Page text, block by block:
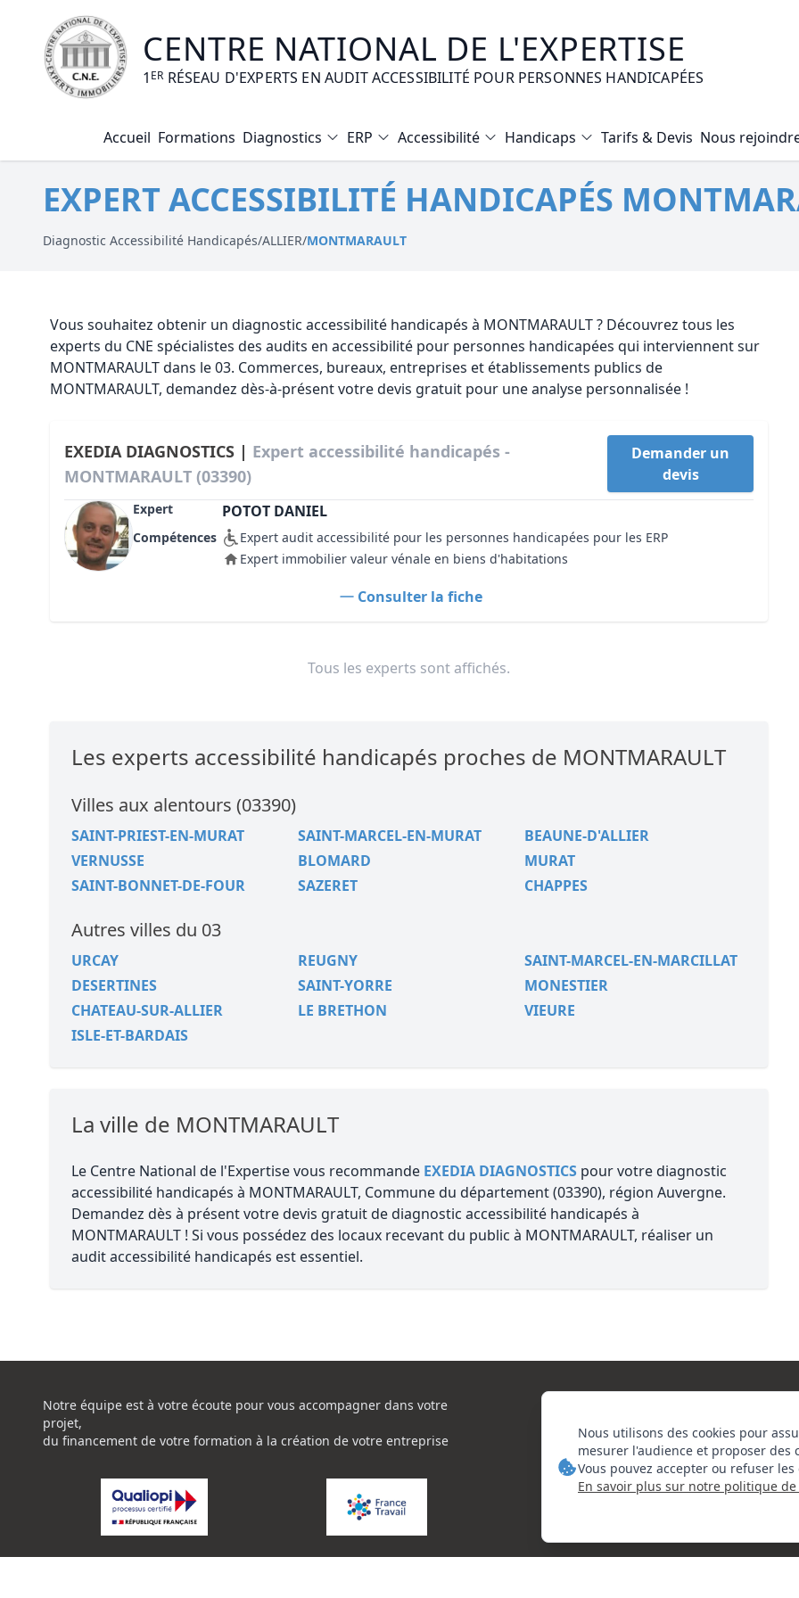
CENTRE NATIONAL DE L'EXPERTISE
1 ER RÉSEAU D'EXPERTS EN AUDIT ACCESSIBILITÉ POUR PERSONNES HANDICAPÉES
Accueil Formations Diagnostics
Diagnostic Electrique
Diagnostic Gaz
Diagnostic Plomb
Certificat d’Habitabilité
ERP Accessibilité Handicaps Tarifs & Devis Nous
EXPERT ACCESSIBILITÉ HANDICAPÉS
Diagnostic Accessibilité Handicapés/ALLIER/MONTMARAULT
Vous souhaitez obtenir un diagnostic accessibilité handicapés à MONTMARAULT ? Découvrez tous les
experts du CNE spécialistes des audits en accessibilité pour personnes handicapées qui interviennent sur
MONTMARAULT dans le 03. Commerces, bureaux, entreprises et établissements publics de
MONTMARAULT, demandez dès-à-présent votre devis gratuit pour une analyse personnalisée !
EXEDIA DIAGNOSTICS | Expert accessibilité handicapés -
MONTMARAULT (03390)
Demander un
devis
Expert POTOT DANIEL
Compétences
Expert audit accessibilité pour les personnes handicapées pour les ERP
Expert immobilier valeur vénale en biens d'habitations
Consulter la fiche
Tous les experts sont affichés.
Les experts accessibilité handicapés proches de MONTMARAULT
Villes aux alentours (03390)
SAINT-PRIEST-EN-MURAT SAINT-MARCEL-EN-MURAT
BEAUNE-D'ALLIER
VERNUSSE
BLOMARD
MURAT
SAINT-BONNET-DE-FOUR
SAZERET CHAPPES
Autres villes du 03
URCAY REUGNY
SAINT-MARCEL-EN-MARCILLAT
DESERTINES
SAINT-YORRE
MONESTIER
CHATEAU-SUR-ALLIER
LE BRETHON
VIEURE
ISLE-ET-BARDAIS
La ville de MONTMARAULT
Le Centre National de l'Expertise vous recommande EXEDIA DIAGNOSTICS pour votre diagnostic
accessibilité handicapés à MONTMARAULT, Commune du département (03390), région Auvergne.
Demandez dès à présent votre devis gratuit de diagnostic accessibilité handicapés à
MONTMARAULT ! Si vous possédez des locaux recevant du public à MONTMARAULT, réaliser un
audit accessibilité handicapés est essentiel.
Nous utilisons des cookies pour
mesurer l'audience et proposer des
Vous pouvez accepter ou refuser
En savoir plus sur notre politique
Notre équipe est à votre écoute pour vous accompagner dans votre
projet,
du financement de votre formation à la création de votre entreprise